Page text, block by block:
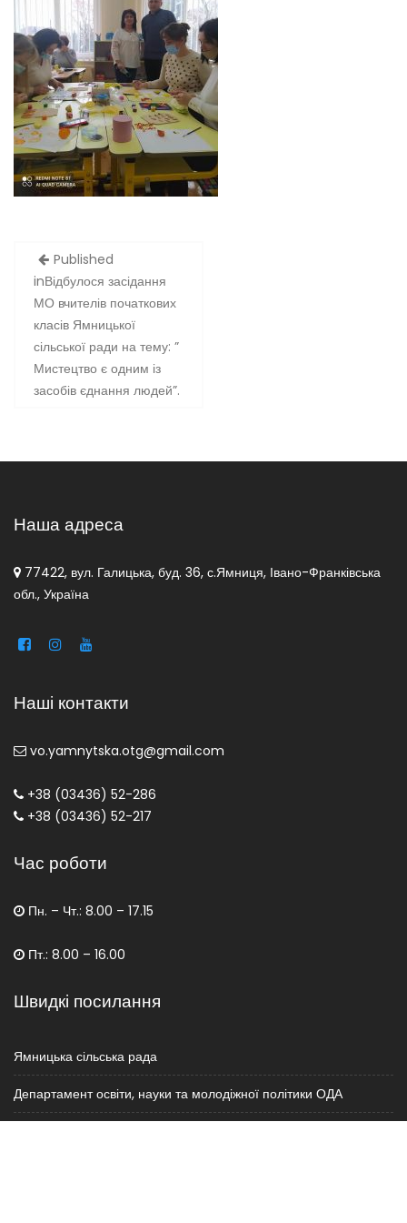
Навігація
записів
Published
inВідбулося засідання
МО вчителів початкових
класів Ямницької
сільської ради на тему: ”
Мистецтво є одним із
засобів єднання людей”.
Наша адреса
77422, вул. Галицька, буд. 36, с.Ямниця, Івано-Франківська
обл., Україна
Наші контакти
vo.yamnytska.otg@gmail.com
+38 (03436) 52-286
+38 (03436) 52-217
Час роботи
Пн. – Чт.: 8.00 – 17.15
Пт.: 8.00 – 16.00
Швидкі посилання
Ямницька сільська рада
Департамент освіти, науки та молодіжної політики ОДА